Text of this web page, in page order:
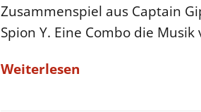
Zusammenspiel aus Captain
Spion Y. Eine Combo die
Weiterlesen